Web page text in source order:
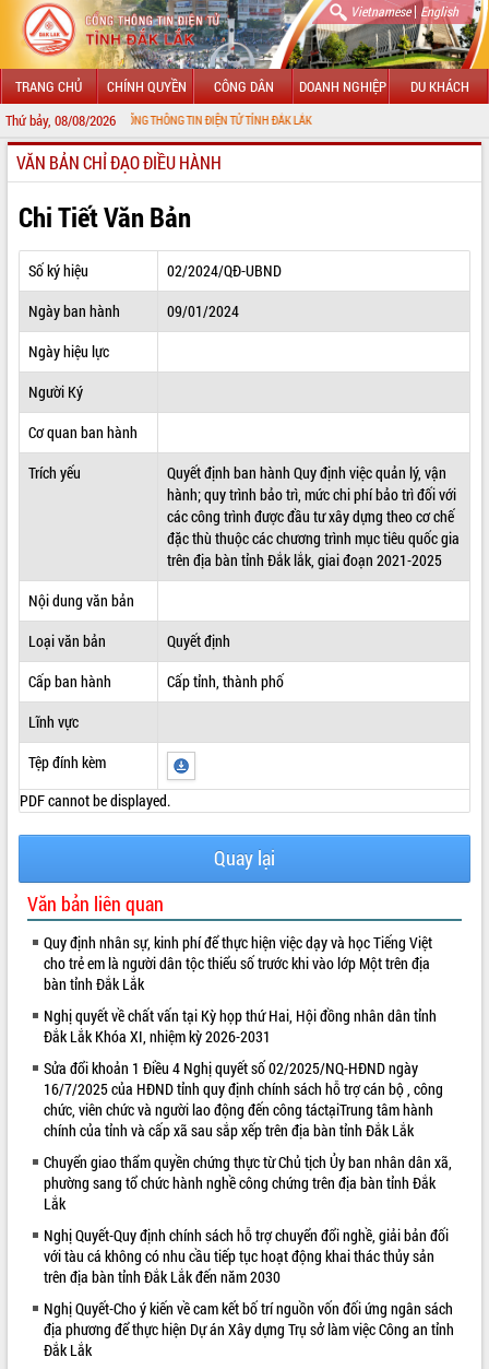
Vietnamese| English
TRANG CHỦ CHÍNH QUYỀN CÔNG DÂN DOANH NGHIỆP DU KHÁCH
Thứ bảy, 08/08/2026
ĐẾN VỚI CỔNG THÔNG TIN ĐIỆN TỬ TỈNH ĐẮK LẮK
GIỚI THIỆU
LÃNH ĐẠO UBND TỈNH
TIN TỨC SỰ KIỆN
SỞ, BAN, NGÀNH
THÔNG TIN CHỈ ĐẠO ĐIỀU HÀNH
HỆ THỐNG VĂN BẢN
VĂN BẢN HĐND TỈNH
VIDEO
Khám bệnh, cấp phát thuốc miễn phí
và tặng quà người dân xã Cư Pui
Hội nghị UBND tỉnh Đắk Lắk thường kỳ
tháng 7/2026
Lễ truy tặng danh hiệu “Bà Mẹ Việt
Nam Anh hùng” và trao Huân chương
VĂN BẢN CHỈ ĐẠO ĐIỀU HÀNH
Chi Tiết Văn Bản
Số ký hiệu
02/2024/QĐ-UBND
Ngày ban hành
09/01/2024
Ngày hiệu lực
Người Ký
Cơ quan ban hành
Trích yếu
Quyết định ban hành Quy định việc quản lý, vận
hành; quy trình bảo trì, mức chi phí bảo trì đối với
các công trình được đầu tư xây dựng theo cơ chế
đặc thù thuộc các chương trình mục tiêu quốc gia
trên địa bàn tỉnh Đắk lắk, giai đoạn 2021-2025
Nội dung văn bản
Loại văn bản
Quyết định
Cấp ban hành
Cấp tỉnh, thành phố
Lĩnh vực
Tệp đính kèm
PDF cannot be displayed.
Quay lại
Văn bản liên quan
Quy định nhân sự, kinh phí để thực hiện việc dạy và học Tiếng Việt
cho trẻ em là người dân tộc thiểu số trước khi vào lớp Một trên địa
bàn tỉnh Đắk Lắk
Nghị quyết về chất vấn tại Kỳ họp thứ Hai, Hội đồng nhân dân tỉnh
Đắk Lắk Khóa XI, nhiệm kỳ 2026-2031
Sửa đổi khoản 1 Điều 4 Nghị quyết số 02/2025/NQ-HĐND ngày
16/7/2025 của HĐND tỉnh quy định chính sách hỗ trợ cán bộ , công
chức, viên chức và người lao động đến công táctạiTrung tâm hành
chính của tỉnh và cấp xã sau sắp xếp trên địa bàn tỉnh Đắk Lắk
Chuyển giao thẩm quyền chứng thực từ Chủ tịch Ủy ban nhân dân xã,
phường sang tổ chức hành nghề công chứng trên địa bàn tỉnh Đắk
Lắk
Nghị Quyết-Quy định chính sách hỗ trợ chuyển đổi nghề, giải bản đối
với tàu cá không có nhu cầu tiếp tục hoạt động khai thác thủy sản
trên địa bàn tỉnh Đắk Lắk đến năm 2030
Nghị Quyết-Cho ý kiến về cam kết bố trí nguồn vốn đối ứng ngân sách
địa phương để thực hiện Dự án Xây dựng Trụ sở làm việc Công an tỉnh
Đắk Lắk